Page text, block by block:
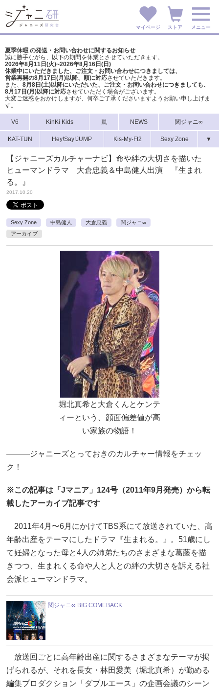
マイページ ストア メニュー
夏季休暇 の発送・お問い合わせに関するお知らせ
誠に勝手ながら、以下の期間を休業とさせていただきます。
2026年8月11日(火)~2026年8月16日(日)
休業中にいただきました、ご注文・お問い合わせにつきましては、
営業再開の8月17日(月)以降、順に対応させていただきます。
また、 8月8日(土)以降にいただいた、ご注文・ お問い合わせにつきましても、
8月17日(月)以降に対応させていただく場合がございます。
大変ご迷惑をおかけしますが、 何卒ご了承くださいますようお願い申し上げま
す。
V6 KinKi Kids 嵐 NEWS 関ジャニ∞
KAT-TUN Hey!Say!JUMP Kis-My-Ft2 Sexy Zone ▼
【ジャニーズカルチャーナビ】命や絆の大切さを描いた
ヒューマンドラマ 大倉忠義＆中島健人出演 『生まれ
る。』
2017.10.20
Sexy Zone 中島健人 大倉忠義
関ジャニ∞
アーカイブ
堀北真希と大倉くんとケンテ
ィーという、顔面偏差値が高
い家族の物語！
―――ジャニーズとっておきのカルチャー情報をチェッ
ク！
※この記事は「Jマニア」124号（2011年9月発売）から転
載したアーカイブ記事です
2011年4月〜6月にかけてTBS系にて放送されていた、高
年齢出産をテーマにしたドラマ『生まれる。』。51歳にし
て妊婦となった母と4人の姉弟たちのさまざまな葛藤を描
きつつ、生まれくる命や人と人との絆の大切さを訴える社
会派ヒューマンドラマ。
関ジャニ∞ BIG COMEBACK
放送回ごとに高年齢出産に関するさまざまなテーマが掲
げられるが、それを長女・林田愛美（堀北真希）が勤める
編集プロダクション「ダブルエース」の企画会議のシーン